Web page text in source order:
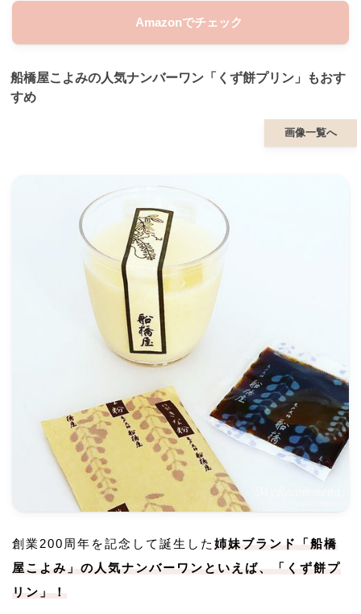
Amazonでチェック
船橋屋こよみの人気ナンバーワン「くず餅プリン」もおす
すめ
画像一覧へ
創業200周年を記念して誕生した 姉妹ブランド「船橋
屋こよみ」の人気ナンバーワンといえば、「くず餅プ
リン」！